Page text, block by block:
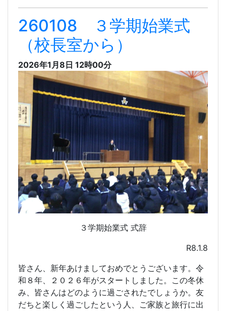
260108 ３学期始業式
（校長室から）
2026年1月8日 12時00分
３学期始業式 式辞
R8.1.8
皆さん、新年あけましておめでとうございます。令
和８年、２０２６年がスタートしました。この冬休
み、皆さんはどのように過ごされたでしょうか。友
だちと楽しく過ごしたという人、ご家族と旅行に出